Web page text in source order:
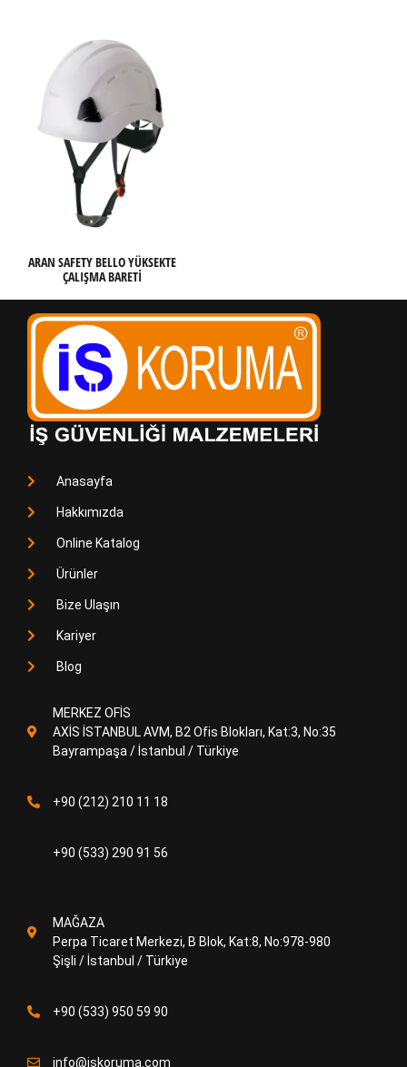
ARAN SAFETY BELLO YÜKSEKTE
ÇALIŞMA BARETI
Anasayfa
Hakkımızda
Online Katalog
Ürünler
Bize Ulaşın
Kariyer
Blog
MERKEZ OFİS
AXİS İSTANBUL AVM, B2 Ofis Blokları, Kat:3, No:35
Bayrampaşa / İstanbul / Türkiye
+90 (212) 210 11 18
+90 (533) 290 91 56
MAĞAZA
Perpa Ticaret Merkezi, B Blok, Kat:8, No:978-980
Şişli / İstanbul / Türkiye
+90 (533) 950 59 90
info@iskoruma.com